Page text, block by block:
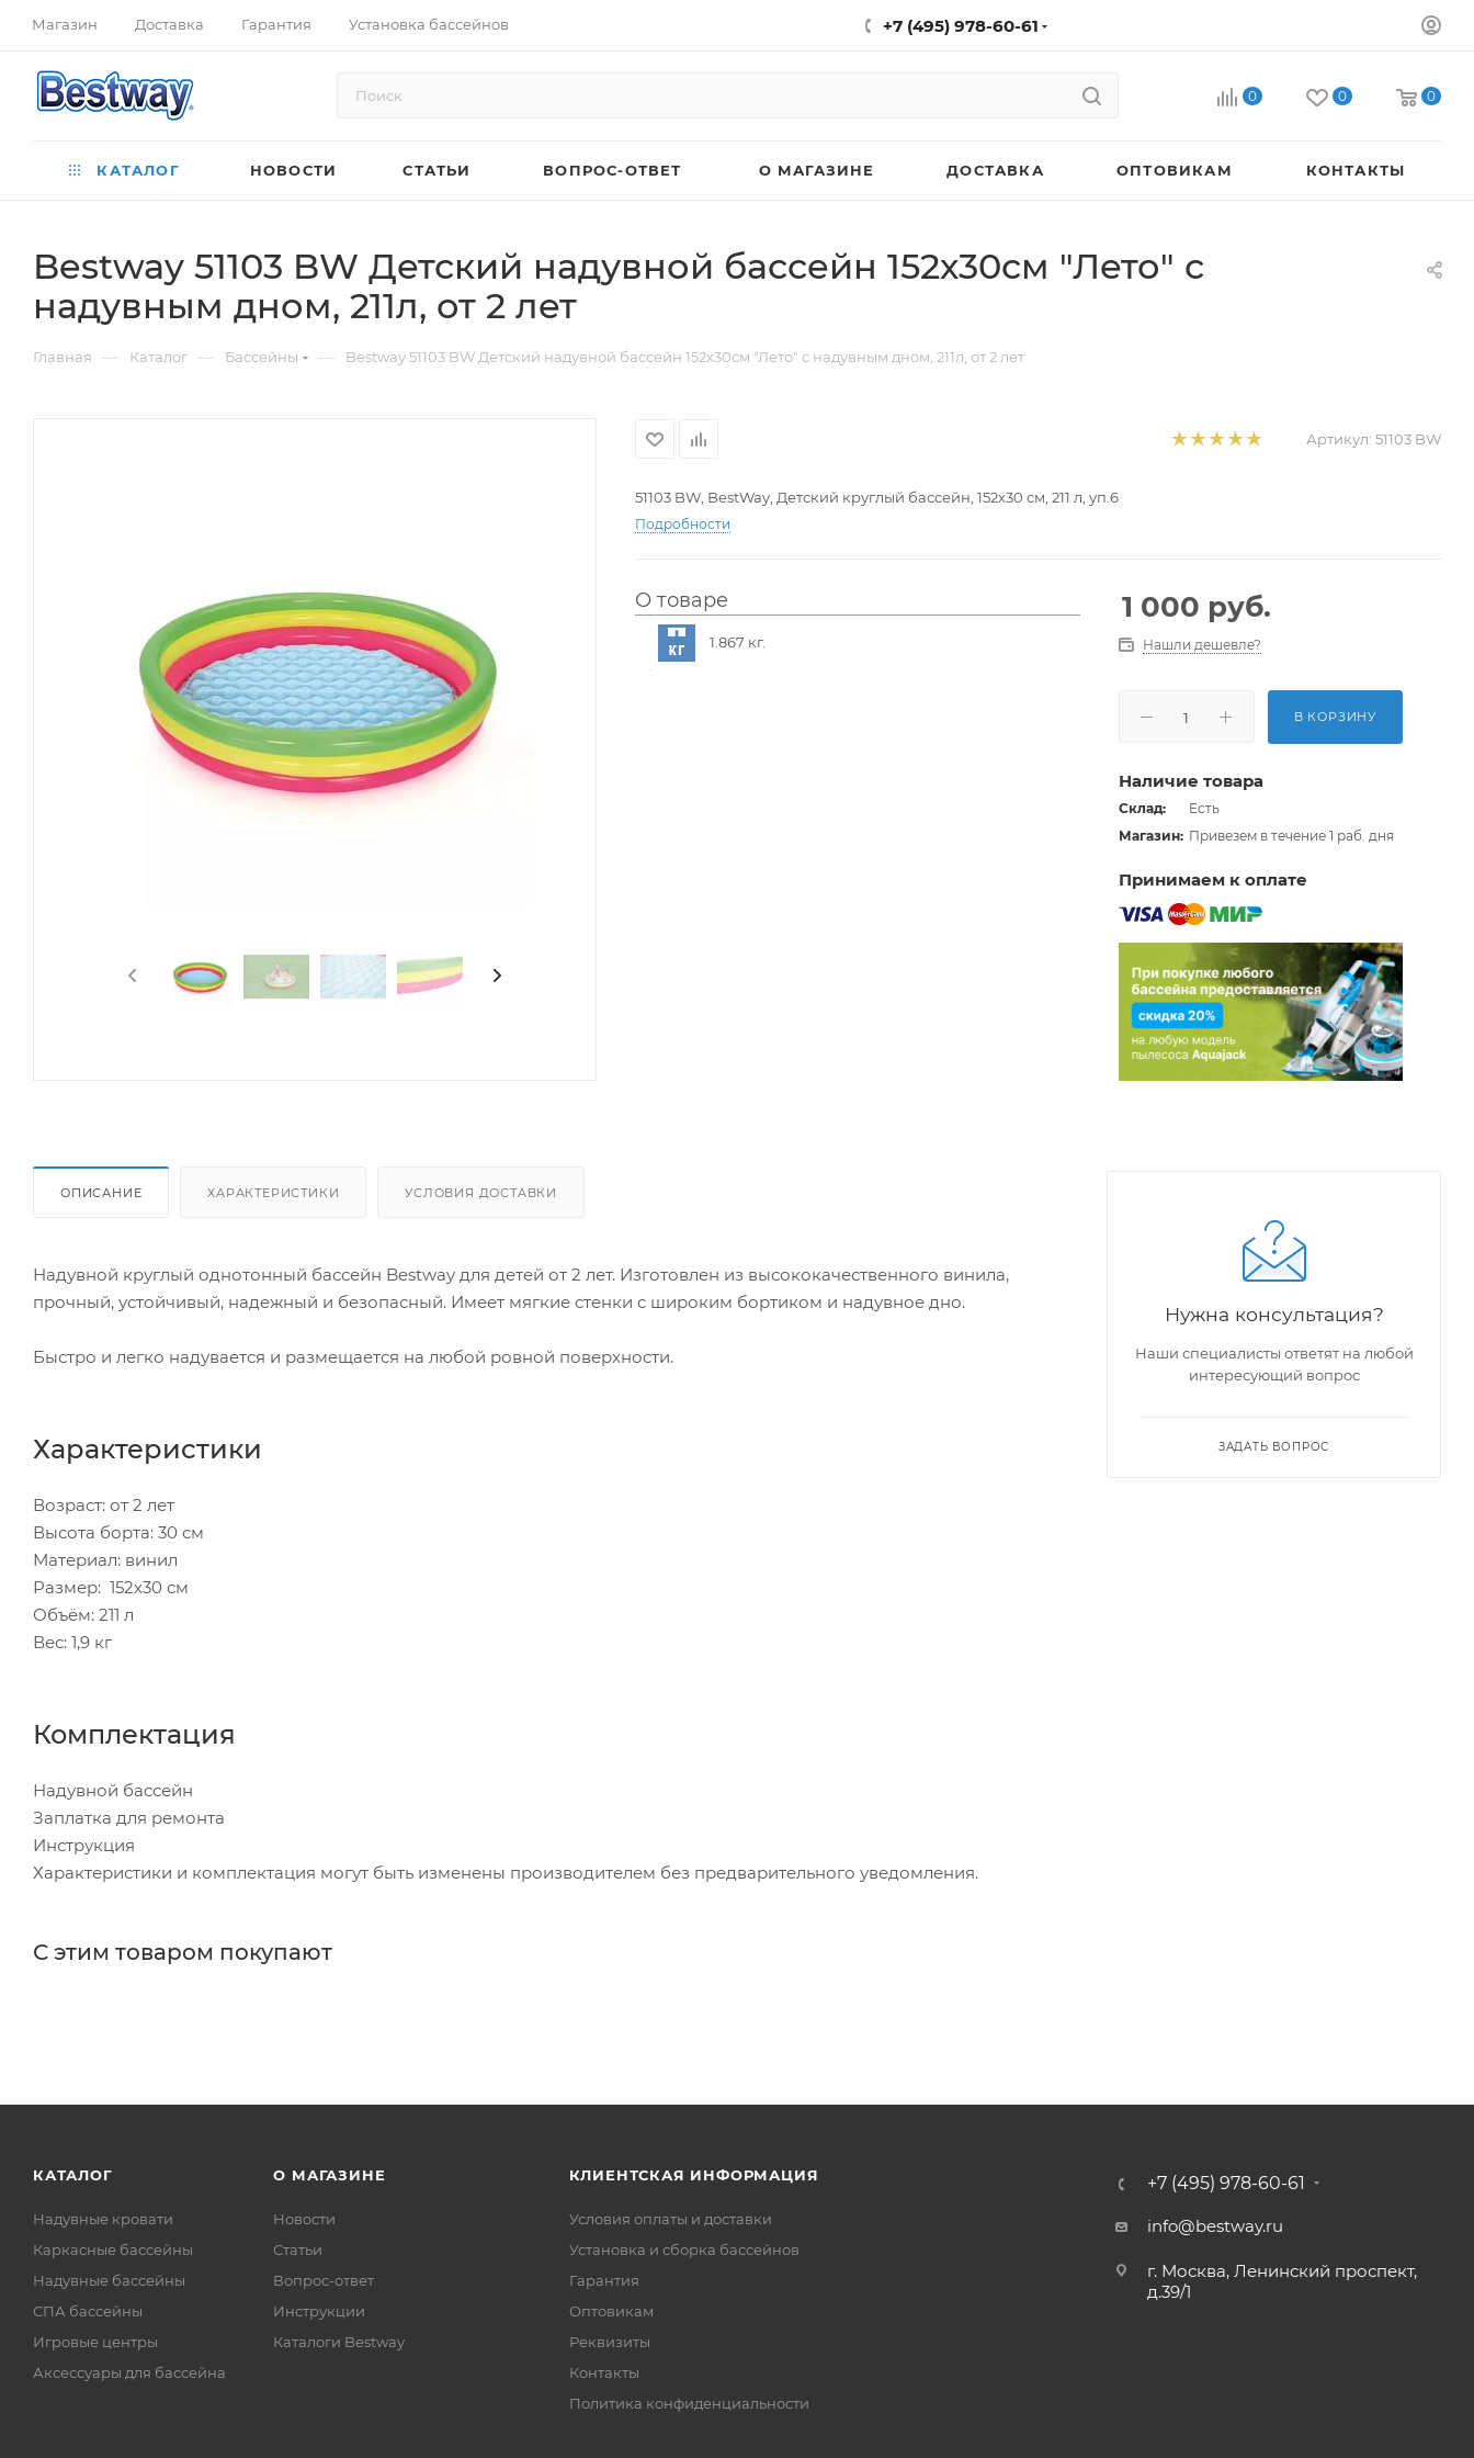
Магазин Доставка Гарантия Установка бассейнов +7 (495) 978-60-61
0 0 0
КАТАЛОГ НОВОСТИ СТАТЬИ ВОПРОС-ОТВЕТ О МАГАЗИНЕ ДОСТАВКА ОПТОВИКАМ КОНТАКТЫ
Bestway 51103 BW Детский надувной бассейн 152х30см "Лето" с
надувным дном, 211л, от 2 лет
Главная — Каталог — Бассейны — Bestway 51103 BW Детский надувной бассейн 152х30см "Лето" с надувным дном, 211л, от 2 лет
Артикул: 51103 BW
51103 BW, BestWay, Детский круглый бассейн, 152х30 см, 211 л, уп.6
Подробности
О товаре
1.867 кг.
1 000 руб.
Нашли дешевле?
В КОРЗИНУ
Наличие товара
Склад:
Есть
Магазин: Привезем в течение 1 раб. дня
Принимаем к оплате
ОПИСАНИЕ ХАРАКТЕРИСТИКИ УСЛОВИЯ ДОСТАВКИ
Надувной круглый однотонный бассейн Bestway для детей от 2 лет. Изготовлен из высококачественного винила,
прочный, устойчивый, надежный и безопасный. Имеет мягкие стенки с широким бортиком и надувное дно.
Быстро и легко надувается и размещается на любой ровной поверхности.
Характеристики
Возраст: от 2 лет
Высота борта: 30 см
Материал: винил
Размер: 152х30 см
Объём: 211 л
Вес: 1,9 кг
Комплектация
Надувной бассейн
Заплатка для ремонта
Инструкция
Характеристики и комплектация могут быть изменены производителем без предварительного уведомления.
С этим товаром покупают
Нужна консультация?
Наши специалисты ответят на любой
интересующий вопрос
ЗАДАТЬ ВОПРОС
КАТАЛОГ
Надувные кровати
Каркасные бассейны
Надувные бассейны
СПА бассейны
Игровые центры
Аксессуары для бассейна
О МАГАЗИНЕ
Новости
Статьи
Вопрос-ответ
Инструкции
Каталоги Bestway
КЛИЕНТСКАЯ ИНФОРМАЦИЯ
Условия оплаты и доставки
Установка и сборка бассейнов
Гарантия
Оптовикам
Реквизиты
Контакты
Политика конфиденциальности
+7 (495) 978-60-61
info@bestway.ru
г. Москва, Ленинский проспект,
д.39/1